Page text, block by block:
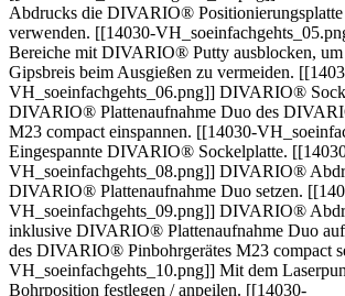
Abdrucks die DIVARIO®
verwenden. [[14030-
Bereiche mit DIVARIO® Putty ausblocken, um
Gipsbreis beim Ausgießen zu vermeiden.
VH_soeinfachgehts_06.png]] DIVARIO®
DIVARIO® Plattenaufnahme Duo des
M23 compact einspannen. [[14030-
Eingespannte DIVARIO® Sockelplatte.
VH_soeinfachgehts_08.png]] DIVARIO®
DIVARIO® Plattenaufnahme Duo setzen.
VH_soeinfachgehts_09.png]] DIVARIO®
inklusive DIVARIO® Plattenaufnahme Duo
des DIVARIO® Pinbohrgerätes M23 compact
VH_soeinfachgehts_10.png]] Mit dem
Bohrposition festlegen / anpeilen. [[14030-